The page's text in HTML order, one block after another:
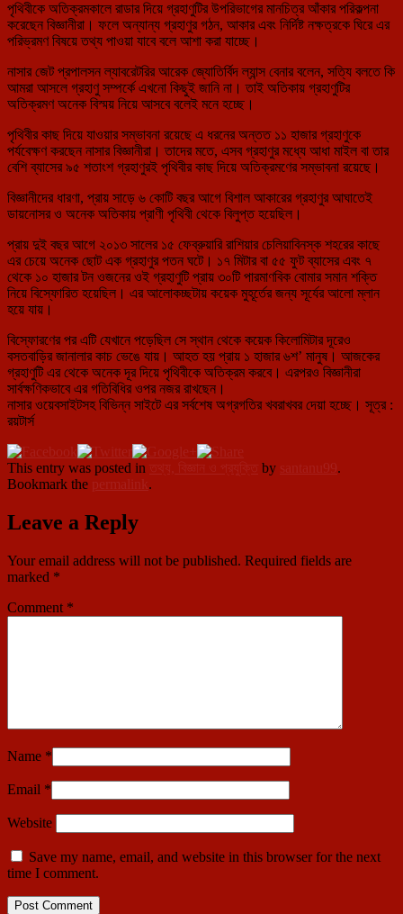
পৃথিবীকে অতিক্রমকালে রাডার দিয়ে গ্রহাণুটির উপরিভাগের মানচিত্র আঁকার পরিকল্পনা
করেছেন বিজ্ঞানীরা। ফলে অন্যান্য গ্রহাণুর গঠন, আকার এবং নির্দিষ্ট নক্ষত্রকে ঘিরে এর
পরিভ্রমণ বিষয়ে তথ্য পাওয়া যাবে বলে আশা করা যাচ্ছে।
নাসার জেট প্রপালসন ল্যাবরেটরির আরেক জ্যোতির্বিদ ল্যান্স বেনার বলেন, সত্যি বলতে কি
আমরা আসলে গ্রহাণু সম্পর্কে এখনো কিছুই জানি না। তাই অতিকায় গ্রহাণুটির
অতিক্রমণ অনেক বিস্ময় নিয়ে আসবে বলেই মনে হচ্ছে।
পৃথিবীর কাছ দিয়ে যাওয়ার সম্ভাবনা রয়েছে এ ধরনের অন্তত ১১ হাজার গ্রহাণুকে
পর্যবেক্ষণ করছেন নাসার বিজ্ঞানীরা। তাদের মতে, এসব গ্রহাণুর মধ্যে আধা মাইল বা তার
বেশি ব্যাসের ৯৫ শতাংশ গ্রহাণুরই পৃথিবীর কাছ দিয়ে অতিক্রমণের সম্ভাবনা রয়েছে।
বিজ্ঞানীদের ধারণা, প্রায় সাড়ে ৬ কোটি বছর আগে বিশাল আকারের গ্রহাণুর আঘাতেই
ডায়নোসর ও অনেক অতিকায় প্রাণী পৃথিবী থেকে বিলুপ্ত হয়েছিল।
প্রায় দুই বছর আগে ২০১৩ সালের ১৫ ফেব্রুয়ারি রাশিয়ার চেলিয়াবিনস্ক শহরের কাছে
এর চেয়ে অনেক ছোট এক গ্রহাণুর পতন ঘটে। ১৭ মিটার বা ৫৫ ফুট ব্যাসের এবং ৭
থেকে ১০ হাজার টন ওজনের ওই গ্রহাণুটি প্রায় ৩০টি পারমাণবিক বোমার সমান শক্তি
নিয়ে বিস্ফোরিত হয়েছিল। এর আলোকচ্ছটায় কয়েক মুহূর্তের জন্য সূর্যের আলো ম্লান
হয়ে যায়।
বিস্ফোরণের পর এটি যেখানে পড়েছিল সে স্থান থেকে কয়েক কিলোমিটার দূরেও
বসতবাড়ির জানালার কাচ ভেঙে যায়। আহত হয় প্রায় ১ হাজার ৬শ’ মানুষ। আজকের
গ্রহাণুটি এর থেকে অনেক দূর দিয়ে পৃথিবীকে অতিক্রম করবে। এরপরও বিজ্ঞানীরা
সার্বক্ষণিকভাবে এর গতিবিধির ওপর নজর রাখছেন।
নাসার ওয়েবসাইটসহ বিভিন্ন সাইটে এর সর্বশেষ অগ্রগতির খবরাখবর দেয়া হচ্ছে। সূত্র :
রয়টার্স
This entry was posted in তথ্য, বিজ্ঞান ও প্রযুক্তি by santanu99.
Bookmark the permalink.
Leave a Reply
Your email address will not be published. Required fields are
marked *
Comment *
Name *
Email *
Website
Save my name, email, and website in this browser for the next
time I comment.